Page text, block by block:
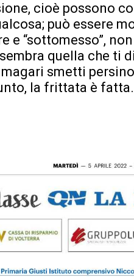
cioè possono
può essere
e “sottomesso”,
quella che ti
smetti
la frittata è fatta.